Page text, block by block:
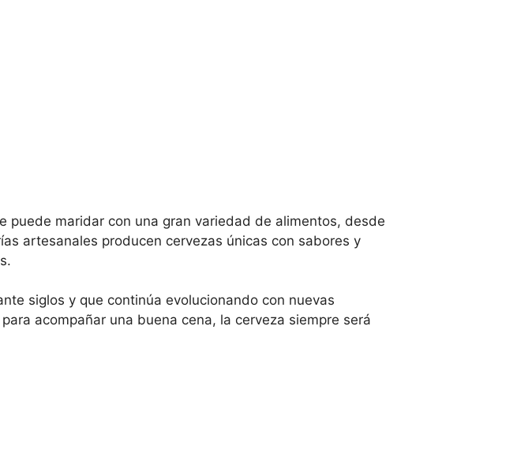
puede maridar con una gran variedad de alimentos, desde
artesanales producen cervezas únicas con sabores y
siglos y que continúa evolucionando con nuevas
acompañar una buena cena, la cerveza siempre será